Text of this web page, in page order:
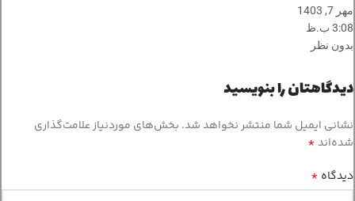
مهر 7, 1403
3:08 ب.ظ
بدون نظر
دیدگاهتان را بنویسید
نشانی ایمیل شما منتشر نخواهد شد. بخش‌های موردنیاز علامت‌گذاری
شده‌اند*
دیدگاه *